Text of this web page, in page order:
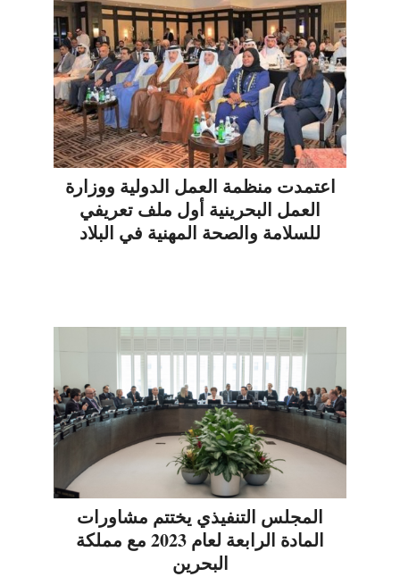
اعتمدت منظمة العمل الدولية ووزارة
العمل البحرينية أول ملف تعريفي
للسلامة والصحة المهنية في البلاد
المجلس التنفيذي يختتم مشاورات
المادة الرابعة لعام 2023 مع مملكة
البحرين